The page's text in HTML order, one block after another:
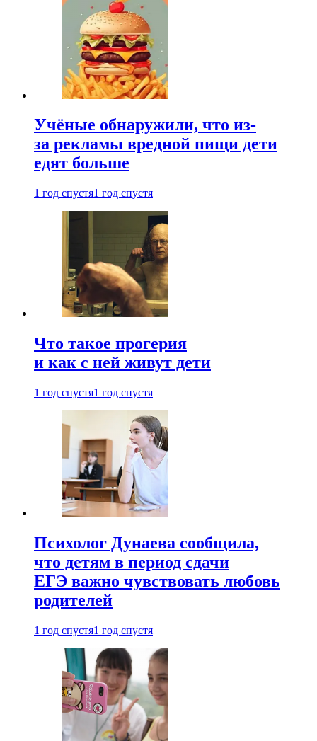
Учёные обнаружили, что из-
за рекламы вредной пищи дети
едят больше
1 год спустя1 год спустя
Что такое прогерия
и как с ней живут дети
1 год спустя1 год спустя
Психолог Дунаева сообщила,
что детям в период сдачи
ЕГЭ важно чувствовать любовь
родителей
1 год спустя1 год спустя